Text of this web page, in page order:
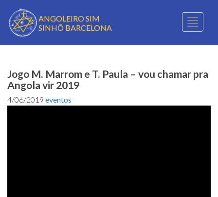
ANGOLEIRO SIM
SINHÔ BARCELONA
Toggle
Jogo M. Marrom e T. Paula – vou chamar pra
Angola vir 2019
4/06/2019 eventos